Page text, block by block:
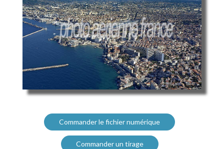
Commander le fichier numérique
Commander un tirage